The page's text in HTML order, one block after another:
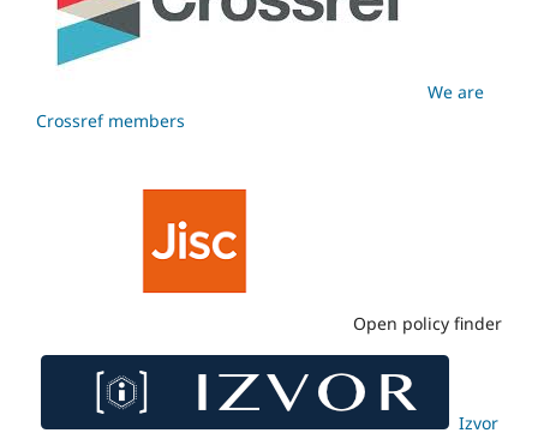
We are
Crossref members
Open policy finder
Izvor